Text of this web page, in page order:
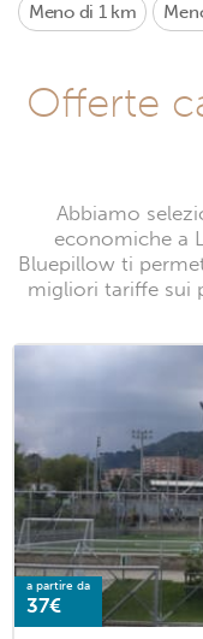
Meno di 1 km
Offerte
Abbiamo
economiche a
Bluepillow ti
migliori tariffe sui
a partire da
37€